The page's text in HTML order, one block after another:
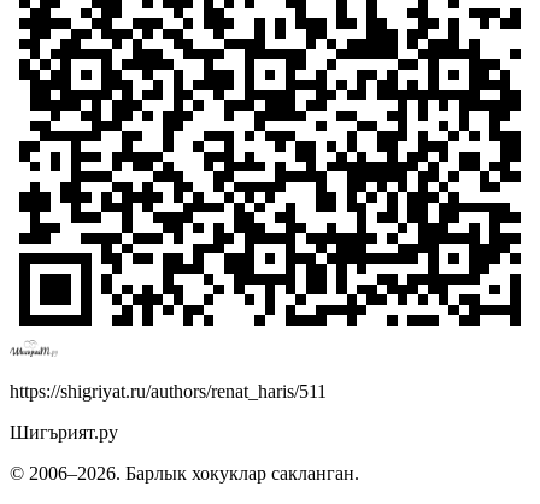
https://shigriyat.ru/authors/renat_haris/511
Шигърият.ру
© 2006–2026. Барлык хокуклар сакланган.